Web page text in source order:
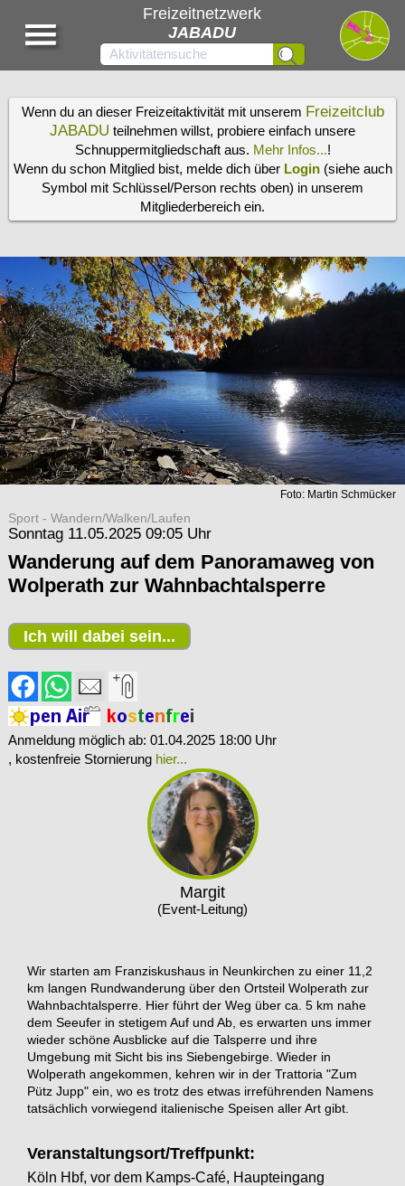
Freizeitnetzwerk
JABADU
Wenn du an dieser Freizeitaktivität mit unserem Freizeitclub
JABADU teilnehmen willst, probiere einfach unsere
Schnuppermitgliedschaft aus. Mehr Infos...!
Wenn du schon Mitglied bist, melde dich über Login(siehe auch
Symbol mit Schlüssel/Person rechts oben) in unserem
Mitgliederbereich ein.
Foto: Martin Schmücker
Sport - Wandern/Walken/Laufen
Sonntag 11.05.2025 09:05 Uhr
Wanderung auf dem Panoramaweg von
Wolperath zur Wahnbachtalsperre
Margit
(Event-Leitung)
Ich will dabei sein...
Anmeldung möglich ab: 01.04.2025 18:00 Uhr
, kostenfreie Stornierung hier...
Wir starten am Franziskushaus in Neunkirchen zu einer 11,2
km langen Rundwanderung über den Ortsteil Wolperath zur
Wahnbachtalsperre. Hier führt der Weg über ca. 5 km nahe
dem Seeufer in stetigem Auf und Ab, es erwarten uns immer
wieder schöne Ausblicke auf die Talsperre und ihre
Umgebung mit Sicht bis ins Siebengebirge. Wieder in
Wolperath angekommen, kehren wir in der Trattoria "Zum
Pütz Jupp" ein, wo es trotz des etwas irreführenden Namens
tatsächlich vorwiegend italienische Speisen aller Art gibt.
Veranstaltungsort/Treffpunkt:
Köln Hbf, vor dem Kamps-Café, Haupteingang